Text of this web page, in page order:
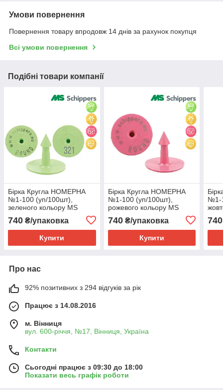
Умови повернення
Повернення товару впродовж 14 днів за рахунок покупця
Всі умови повернення
Подібні товари компанії
Бірка Кругла НОМЕРНА
№1-100 (уп/100шт),
зеленого кольору MS
740 ₴/упаковка
Купити
Бірка Кругла НОМЕРНА
№1-100 (уп/100шт),
рожевого кольору MS
740₴/упаковка
Купити
№1-
740
Про нас
92% позитивних з 294 відгуків за рік
Працює з 14.08.2016
м. Вінниця
вул. 600-річчя, №17, Вінниця, Україна
Контакти
Сьогодні працює з 09:30 до 18:00
Показати весь графік роботи